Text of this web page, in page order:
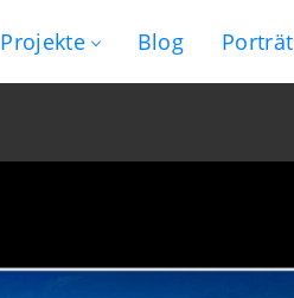
Projekte Blog Porträt